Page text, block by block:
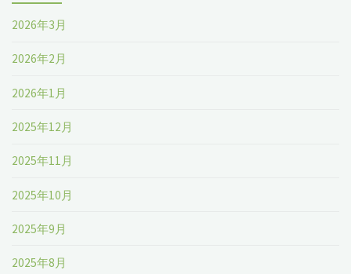
2026年3月
2026年2月
2026年1月
2025年12月
2025年11月
2025年10月
2025年9月
2025年8月